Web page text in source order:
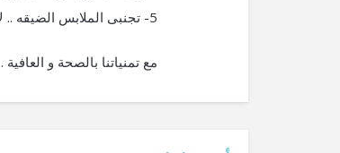
5- تجنبى الملابس الضيقه .. لأنها تزيد من الالتهابات ان وجدت.
مع تمنياتنا بالصحة و العافية .